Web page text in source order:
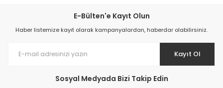
E-Bülten'e Kayıt Olun
Haber listemize kayıt olarak kampanyalardan, haberdar olabilirsiniz.
Kayıt Ol
Sosyal Medyada Bizi Takip Edin